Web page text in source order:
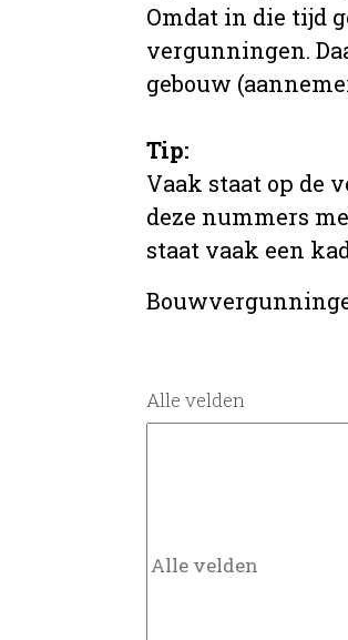
Omdat in die tijd
vergunningen.
gebouw
Tip:
Vaak staat op de
deze nummers
staat vaak een
Alle velden